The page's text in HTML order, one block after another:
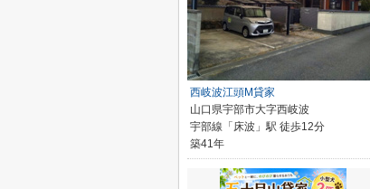
西岐波江頭M貸家
山口県宇部市大字西岐波
宇部線「床波」駅 徒歩12分
築41年